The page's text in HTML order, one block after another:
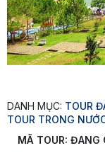
DANH MỤC: TOUR
TOUR TRONG
MÃ TOUR: ĐANG